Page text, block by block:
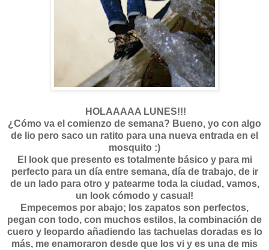
HOLAAAAA LUNES!!!
¿Cómo va el comienzo de semana? Bueno, yo con algo
de lio pero saco un ratito para una nueva entrada en el
mosquito :)
El look que presento es totalmente básico y para mi
perfecto para un día entre semana, día de trabajo, de ir
de un lado para otro y patearme toda la ciudad, vamos,
un look cómodo y casual!
Empecemos por abajo; los zapatos son perfectos,
pegan con todo, con muchos estilos, la combinación de
cuero y leopardo añadiendo las tachuelas doradas es lo
más, me enamoraron desde que los vi y es una de mis